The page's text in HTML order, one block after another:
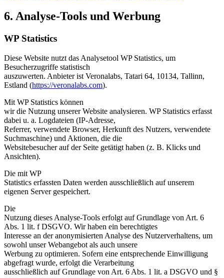
6. Analyse-Tools und Werbung
WP Statistics
Diese Website nutzt das Analysetool WP Statistics, um
Besucherzugriffe statistisch
auszuwerten. Anbieter ist Veronalabs, Tatari 64, 10134, Tallinn,
Estland (https://veronalabs.com).
Mit WP Statistics können
wir die Nutzung unserer Website analysieren. WP Statistics erfasst
dabei u. a. Logdateien (IP-Adresse,
Referrer, verwendete Browser, Herkunft des Nutzers, verwendete
Suchmaschine) und Aktionen, die die
Websitebesucher auf der Seite getätigt haben (z. B. Klicks und
Ansichten).
Die mit WP
Statistics erfassten Daten werden ausschließlich auf unserem
eigenen Server gespeichert.
Die
Nutzung dieses Analyse-Tools erfolgt auf Grundlage von Art. 6
Abs. 1 lit. f DSGVO. Wir haben ein berechtigtes
Interesse an der anonymisierten Analyse des Nutzerverhaltens, um
sowohl unser Webangebot als auch unsere
Werbung zu optimieren. Sofern eine entsprechende Einwilligung
abgefragt wurde, erfolgt die Verarbeitung
ausschließlich auf Grundlage von Art. 6 Abs. 1 lit. a DSGVO und §